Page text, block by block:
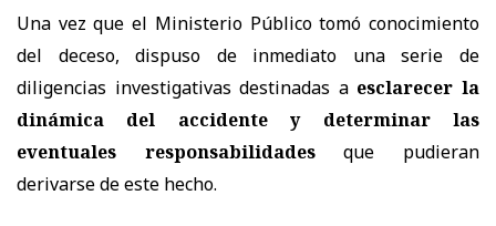
Una vez que el Ministerio Público tomó conocimiento
del deceso, dispuso de inmediato una serie de
diligencias investigativas destinadas a esclarecer la
dinámica del accidente
y determinar las
eventuales responsabilidadesque pudieran
derivarse de este hecho.